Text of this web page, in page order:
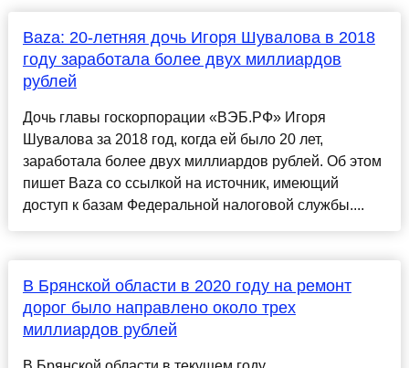
Baza: 20-летняя дочь Игоря Шувалова в 2018
году заработала более двух миллиардов
рублей
Дочь главы госкорпорации «ВЭБ.РФ» Игоря
Шувалова за 2018 год, когда ей было 20 лет,
заработала более двух миллиардов рублей. Об этом
пишет Baza со ссылкой на источник, имеющий
доступ к базам Федеральной налоговой службы....
В Брянской области в 2020 году на ремонт
дорог было направлено около трех
миллиардов рублей